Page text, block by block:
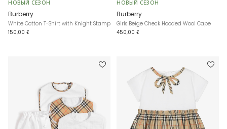
НОВЫЙ СЕЗОН
Burberry
White Cotton T-Shirt with Knight Stamp
150,00 £
НОВЫЙ СЕЗОН
Burberry
Girls Beige Check Hooded Wool Cape
450,00 £